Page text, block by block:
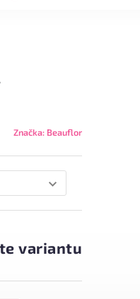
Značka: Beauflor
variantu